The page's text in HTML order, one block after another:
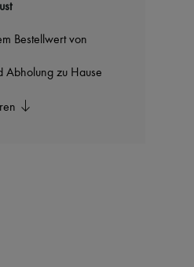
Bestellwert von
Abholung zu Hause